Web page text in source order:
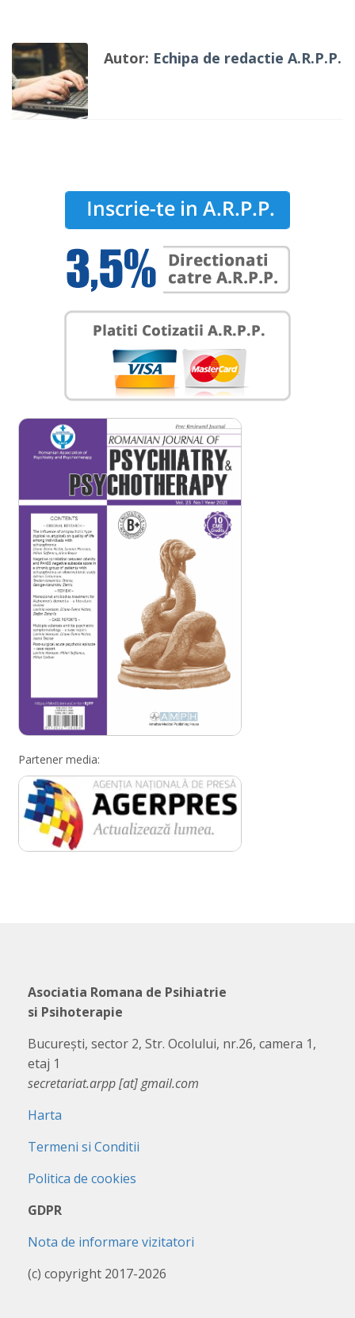
Autor: Echipa de redactie A.R.P.P.
Partener media:
Asociatia Romana de Psihiatrie
si Psihoterapie
București, sector 2, Str. Ocolului, nr.26, camera 1,
etaj 1
secretariat.arpp [at] gmail.com
Harta
Termeni si Conditii
Politica de cookies
GDPR
Nota de informare vizitatori
(c) copyright 2017-2026